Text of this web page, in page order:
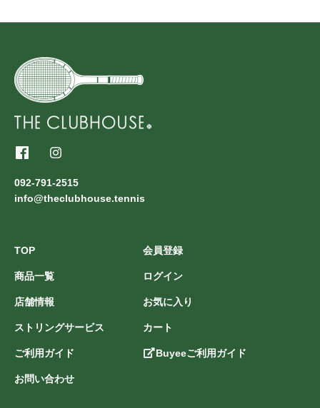
092-791-2515
info@theclubhouse.tennis
TOP
商品一覧
店舗情報
ストリングサービス
ご利用ガイド
お問い合わせ
会員登録
ログイン
お気に入り
カート
Buyeeご利用ガイド